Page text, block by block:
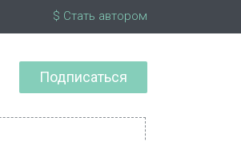
$ Стать автором
Подписаться